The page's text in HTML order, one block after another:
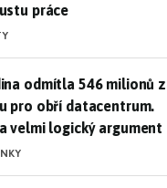
práce
odmítla 546 milionů
odmítla 546 milionů
pro obří datacentrum.
velmi logický argument